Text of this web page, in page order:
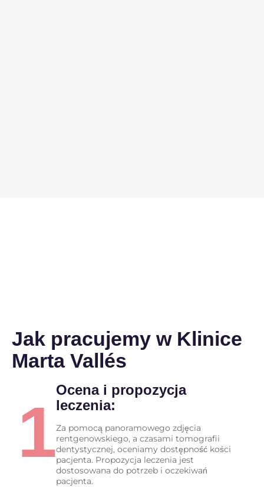
Jak pracujemy w Klinice
Marta Vallés
1
Ocena i propozycja
leczenia:
Za pomocą panoramowego zdjęcia
rentgenowskiego, a czasami tomografii
dentystycznej, oceniamy dostępność kości
pacjenta. Propozycja leczenia jest
dostosowana do potrzeb i oczekiwań
pacjenta.